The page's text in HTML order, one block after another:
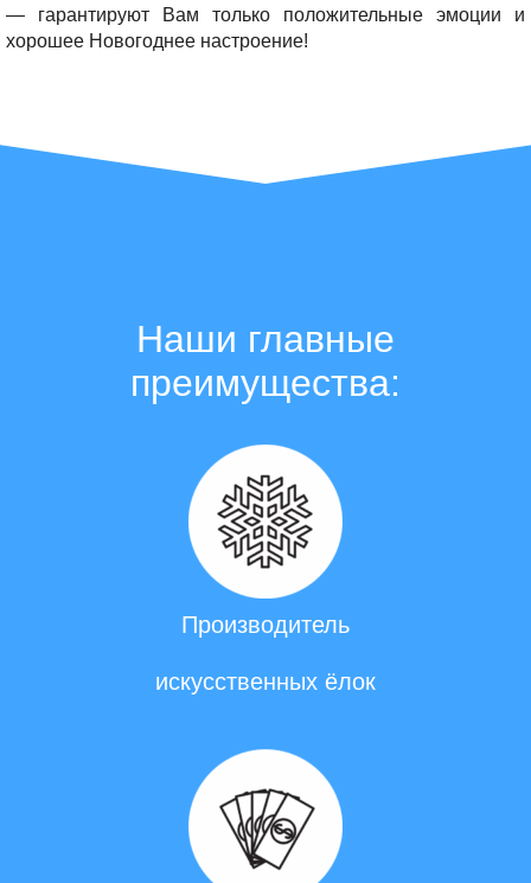
— гарантируют Вам только положительные эмоции и
хорошее Новогоднее настроение!
Наши главные
преимущества:
Производитель
искусственных ёлок